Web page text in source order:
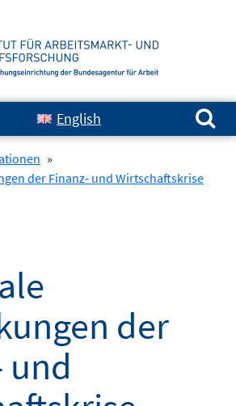
English
Suchen nach:
»
der Finanz- und Wirtschaftskrise
der
und